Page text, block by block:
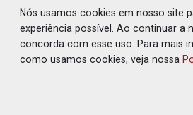
espaço de conscientização sobre os
da Penha e o enfrentamento à
Nós usamos cookies em nosso site
experiência possível. Ao continuar a
concorda com esse uso. Para mais
como usamos cookies, veja nossa